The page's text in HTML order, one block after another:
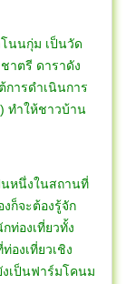
นนกุ่ม เป็นวัด
าตรี ดาราดัง
การดำเนินการ
ทำให้ชาวบ้าน
วัดสรพงศ์
หนึ่งในสถานที่
ก็จะต้องรู้จัก
ท่องเที่ยวทั้ง
องเที่ยวเชิง
เป็นฟาร์มโคนม